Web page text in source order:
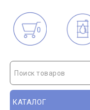
0
Поиск товаров
КАТАЛОГ